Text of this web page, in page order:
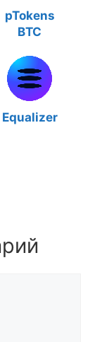
pTokens
BTC
Equalizer